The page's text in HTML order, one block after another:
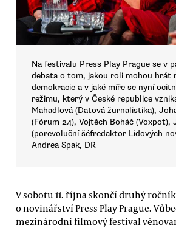
Na festivalu Press Play Prague se v
debata o tom, jakou roli mohou hrát
demokracie a v jaké míře se nyní
režimu, který v České republice
Mahadlová (Datová žurnalistika),
(Fórum 24), Vojtěch Boháč (Voxpot),
(porevoluční šéfredaktor Lidových
Andrea Spak, DR
V sobotu 11. října skončí druhý
o novinářství Press Play Prague.
mezinárodní filmový festival